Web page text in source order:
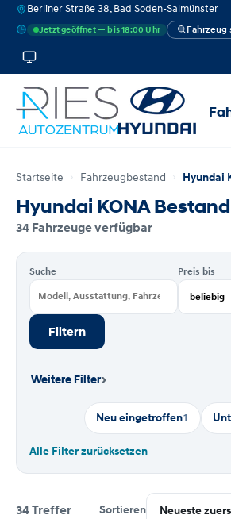
Berliner Straße 38, Bad Soden-Salmünster
Jetzt geöffnet — bis 18:00 Uhr Fahrzeug
Startseite Fahrzeugbestand Hyundai
Hyundai KONA Bestand
34 Fahrzeuge verfügbar
Suche Preis bis
Filtern
Weitere Filter›
Neu eingetroffen1
Alle Filter zurücksetzen
34 Treffer Sortieren